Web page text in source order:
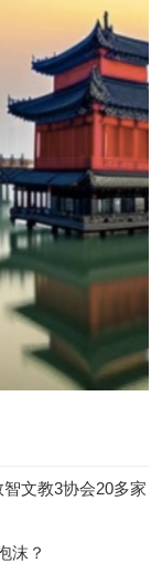
文教3协会20多家
沫？